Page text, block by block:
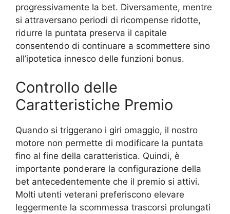
progressivamente la bet. Diversamente, mentre
si attraversano periodi di ricompense ridotte,
ridurre la puntata preserva il capitale
consentendo di continuare a scommettere sino
all’ipotetica innesco delle funzioni bonus.
Controllo delle
Caratteristiche Premio
Quando si triggerano i giri omaggio, il nostro
motore non permette di modificare la puntata
fino al fine della caratteristica. Quindi, è
importante ponderare la configurazione della
bet antecedentemente che il premio si attivi.
Molti utenti veterani preferiscono elevare
leggermente la scommessa trascorsi prolungati